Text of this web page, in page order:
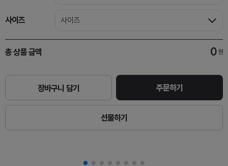
사이즈 사이즈
총 상품 금액 0 원
장바구니 담기 주문하기
선물하기